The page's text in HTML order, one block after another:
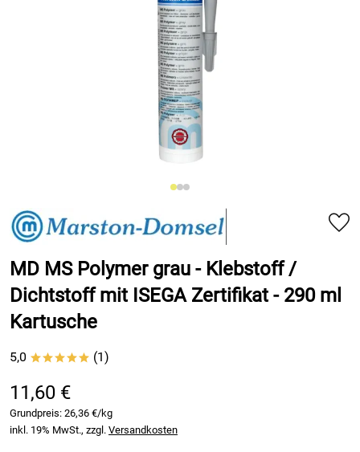
MD MS Polymer grau - Klebstoff /
Dichtstoff mit ISEGA Zertifikat - 290 ml
Kartusche
5,0 ***** (1)
11,60 €
Grundpreis: 26,36 €/kg
inkl. 19% MwSt., zzgl. Versandkosten